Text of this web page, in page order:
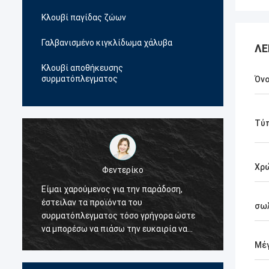
Κλουβί παγίδας ζώων
Γαλβανισμένο κιγκλίδωμα χάλυβα
Κλουβί αποθήκευσης
συρματόπλεγματος
Φεντερίκο
Είμαι χαρούμενος για την παράδοση,
έστειλαν τα προϊόντα του
συρματόπλεγματος τόσο γρήγορα ώστε
να μπορέσω να πιάσω την ευκαιρία να
δουλέψω με τον πελάτη μου, την ίδια